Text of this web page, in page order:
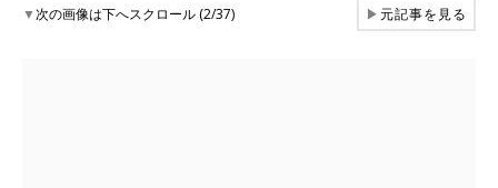
▼次の画像は下へスクロール (2/37) ▶元記事を見る